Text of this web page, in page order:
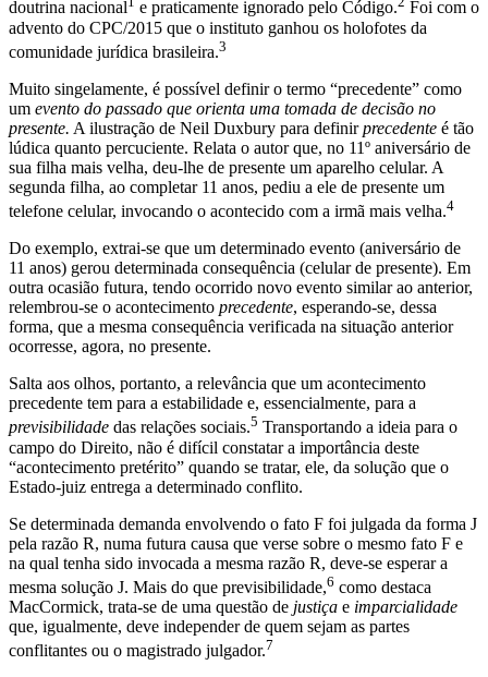
doutrina nacional
e praticamente ignorado pelo Código.
Foi com o
advento do CPC/2015 que o instituto ganhou os holofotes da
comunidade jurídica brasileira.3
Muito singelamente, é possível definir o termo “precedente” como
um evento do passado que orienta uma tomada de decisão no
presente. A ilustração de Neil Duxbury para definirprecedente é tão
lúdica quanto percuciente. Relata o autor que, no 11º aniversário de
sua filha mais velha, deu-lhe de presente um aparelho celular. A
segunda filha, ao completar 11 anos, pediu a ele de presente um
telefone celular, invocando o acontecido com a irmã mais velha.4
Do exemplo, extrai-se que um determinado evento (aniversário de
11 anos) gerou determinada consequência (celular de presente). Em
outra ocasião futura, tendo ocorrido novo evento similar ao anterior,
relembrou-se o acontecimento precedente, esperando-se, dessa
forma, que a mesma consequência verificada na situação anterior
ocorresse, agora, no presente.
Salta aos olhos, portanto, a relevância que um acontecimento
precedente tem para a estabilidade e, essencialmente, para a
previsibilidade das relações sociais.5 Transportando a ideia para o
campo do Direito, não é difícil constatar a importância deste
“acontecimento pretérito” quando se tratar, ele, da solução que o
Estado-juiz entrega a determinado conflito.
Se determinada demanda envolvendo o fato F foi julgada da forma J
pela razão R, numa futura causa que verse sobre o mesmo fato F e
na qual tenha sido invocada a mesma razão R, deve-se esperar a
mesma solução J. Mais do que previsibilidade,6 como destaca
MacCormick, trata-se de uma questão de justiça e imparcialidade
que, igualmente, deve independer de quem sejam as partes
conflitantes ou o magistrado julgador.7